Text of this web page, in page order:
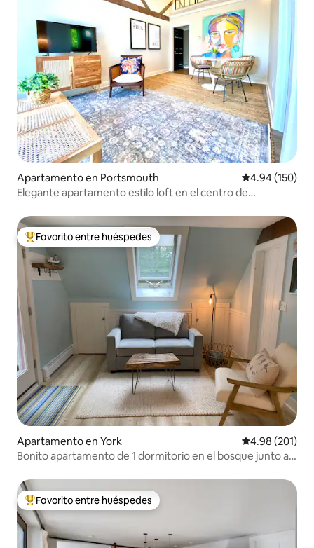
Apartamento en Portsmouth Calificación
4.94 (150)
Elegante apartamento estilo loft en el centro de
Favorito entre huéspedes preferido
Favorito entre huéspedes
Apartamento en York Calificación
4.98 (201)
Bonito apartamento de 1 dormitorio en el bosque junto al
Favorito entre huéspedes preferido
Favorito entre huéspedes